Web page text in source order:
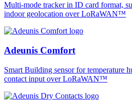
Multi-mode tracker in ID card format,
indoor geolocation over LoRaWAN™
Adeunis Comfort
Smart Building sensor for temperature
contact input over LoRaWAN™